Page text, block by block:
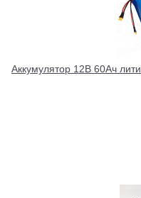
Аккумулятор 12В 60Ач